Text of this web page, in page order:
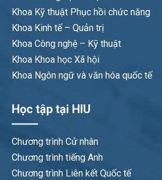
Khoa Kỹ thuật Phục hồi chức năng
Khoa Kinh tế – Quản trị
Khoa Công nghệ – Kỹ thuật
Khoa Khoa học Xã hội
Khoa Ngôn ngữ và văn hóa quốc tế
Học tập tại HIU
Chương trình Cử nhân
Chương trình tiếng Anh
Chương trình Liên kết Quốc tế